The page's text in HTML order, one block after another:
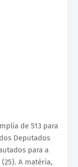
de 513 para
Deputados
para a
A matéria,